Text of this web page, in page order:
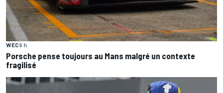
WEC9 h
Porsche pense toujours au Mans malgré un contexte
fragilisé